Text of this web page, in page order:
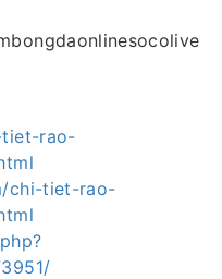
tiet-rao-
chi-tiet-rao-